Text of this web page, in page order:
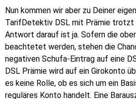
Nun kommen wir aber zu Deiner
TarifDetektiv DSL mit Prämie trotzt
Antwort darauf ist ja. Sofern die
beachtetet werden, stehen die
negativen Schufa-Eintrag auf eine
DSL Prämie wird auf ein Girokonto
es keine Rolle, ob es sich um ein
reguläres Konto handelt. Eine